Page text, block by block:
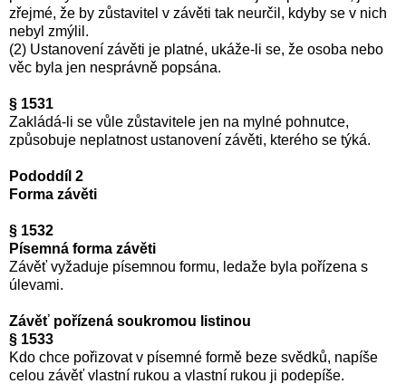
zřejmé, že by zůstavitel v závěti tak neurčil, kdyby se v nich
nebyl zmýlil.
(2) Ustanovení závěti je platné, ukáže-li se, že osoba nebo
věc byla jen nesprávně popsána.
§ 1531
Zakládá-li se vůle zůstavitele jen na mylné pohnutce,
způsobuje neplatnost ustanovení závěti, kterého se týká.
Pododdíl 2
Forma závěti
§ 1532
Písemná forma závěti
Závěť vyžaduje písemnou formu, ledaže byla pořízena s
úlevami.
Závěť pořízená soukromou listinou
§ 1533
Kdo chce pořizovat v písemné formě beze svědků, napíše
celou závěť vlastní rukou a vlastní rukou ji podepíše.